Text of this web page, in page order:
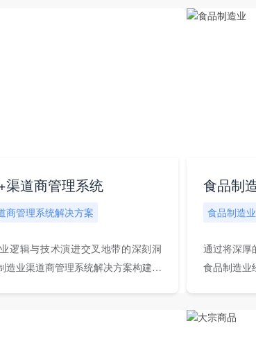
渠道商管理系统
商管理系统解决方案
逻辑与技术演进交叉地带的深刻洞
造业渠道商管理系统解决方案构建了
食品制
食品制造
通过将深厚
食品制造业